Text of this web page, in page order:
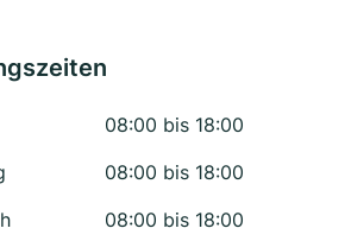
08:00 bis 18:00
08:00 bis 18:00
08:00 bis 18:00